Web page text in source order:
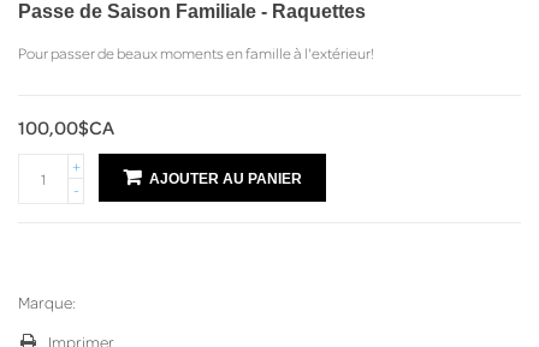
Passe de Saison Familiale - Raquettes
Pour passer de beaux moments en famille à l'extérieur!
100,00$CA
+
-
AJOUTER AU PANIER
Marque:
Imprimer